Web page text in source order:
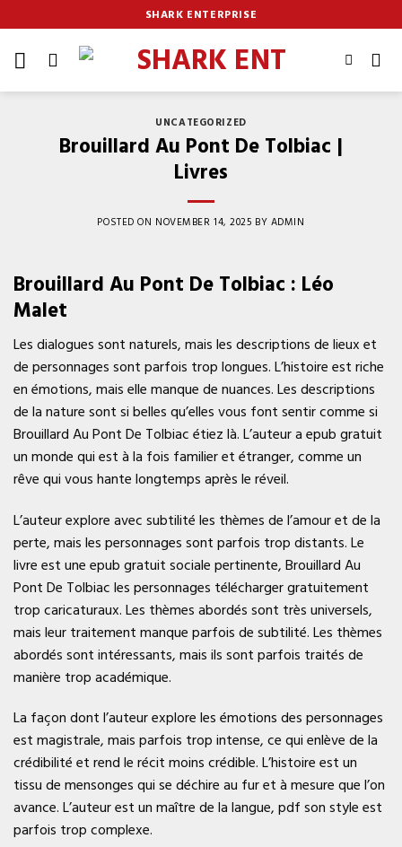
to
content
SHARK ENTERPRISE
UNCATEGORIZED
Brouillard Au Pont De Tolbiac |
Livres
POSTED ON NOVEMBER 14, 2025 BY ADMIN
Brouillard Au Pont De Tolbiac : Léo
Malet
Les dialogues sont naturels, mais les descriptions de lieux et
de personnages sont parfois trop longues. L’histoire est riche
en émotions, mais elle manque de nuances. Les descriptions
de la nature sont si belles qu’elles vous font sentir comme si
Brouillard Au Pont De Tolbiac étiez là. L’auteur a epub gratuit
un monde qui est à la fois familier et étranger, comme un
rêve qui vous hante longtemps après le réveil.
L’auteur explore avec subtilité les thèmes de l’amour et de la
perte, mais les personnages sont parfois trop distants. Le
livre est une epub gratuit sociale pertinente, Brouillard Au
Pont De Tolbiac les personnages télécharger gratuitement
trop caricaturaux. Les thèmes abordés sont très universels,
mais leur traitement manque parfois de subtilité. Les thèmes
abordés sont intéressants, mais ils sont parfois traités de
manière trop académique.
La façon dont l’auteur explore les émotions des personnages
est magistrale, mais parfois trop intense, ce qui enlève de la
crédibilité et rend le récit moins crédible. L’histoire est un
tissu de mensonges qui se déchire au fur et à mesure que l’on
avance. L’auteur est un maître de la langue, pdf son style est
parfois trop complexe.